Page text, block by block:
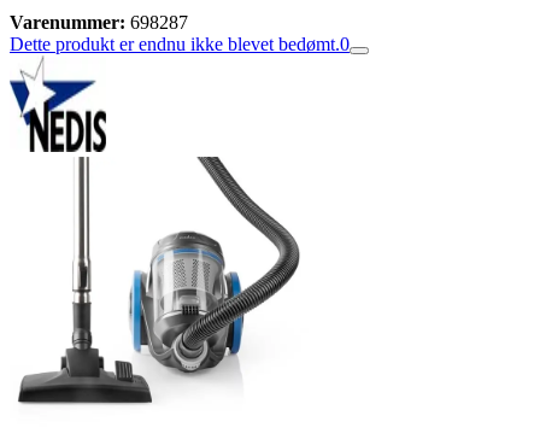
Varenummer: 698287
Dette produkt er endnu ikke blevet bedømt.0